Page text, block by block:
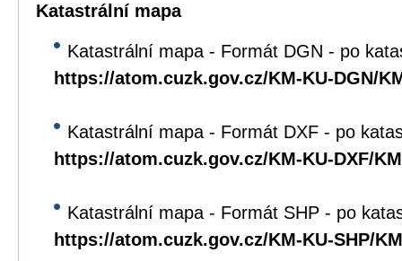
Katastrální mapa
Katastrální mapa - Formát DGN - po
https://atom.cuzk.gov.cz/KM-KU-DGN/
Katastrální mapa - Formát DXF - po
https://atom.cuzk.gov.cz/KM-KU-DXF/
Katastrální mapa - Formát SHP - po
https://atom.cuzk.gov.cz/KM-KU-SHP/